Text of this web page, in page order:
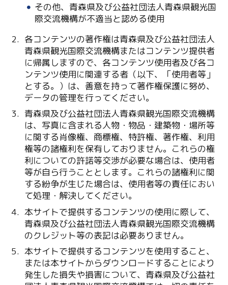
その他、青森県及び公益社団法人青森県観光国
際交流機構が不適当と認める使用
各コンテンツの著作権は青森県及び公益社団法人
青森県観光国際交流機構またはコンテンツ提供者
に帰属しますので、各コンテンツ使用者及び各コ
ンテンツ使用に関連する者（以下、「使用者等」
とする。）は、善意を持って著作権保護に努め、
データの管理を行ってください。
青森県及び公益社団法人青森県観光国際交流機構
は、写真に含まれる人物・物品・建築物・場所等
に関する肖像権、商標権、特許権、著作権、利用
権等の諸権利を保有しておりません。これらの権
利についての許諾等交渉が必要な場合は、使用者
等が自ら行うこととします。これらの諸権利に関
する紛争が生じた場合は、使用者等の責任におい
て処理・解決してください。
本サイトで提供するコンテンツの使用に際して、
青森県及び公益社団法人青森県観光国際交流機構
のクレジット等の表記は必要ありません。
本サイトで提供するコンテンツを使用すること、
または本サイトからダウンロードすることにより
発生した損失や損害について、青森県及び公益社